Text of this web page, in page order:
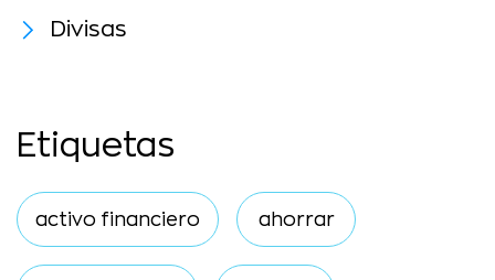
Divisas
Etiquetas
activo financiero ahorrar